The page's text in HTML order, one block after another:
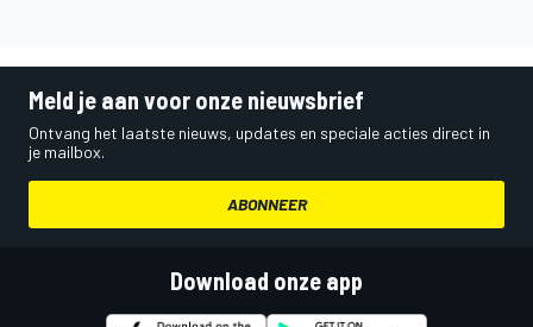
Meld je aan voor onze nieuwsbrief
Ontvang het laatste nieuws, updates en speciale acties direct in
je mailbox.
ABONNEER
Download onze app